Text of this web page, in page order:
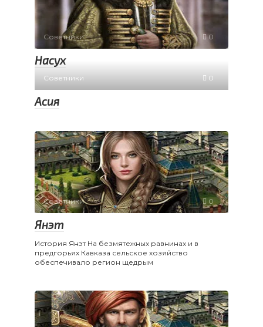
Советники 0
Насух
Советники 0
Асия
Советники 0
Янэт
История Янэт На безмятежных равнинах и в
предгорьях Кавказа сельское хозяйство
обеспечивало регион щедрым